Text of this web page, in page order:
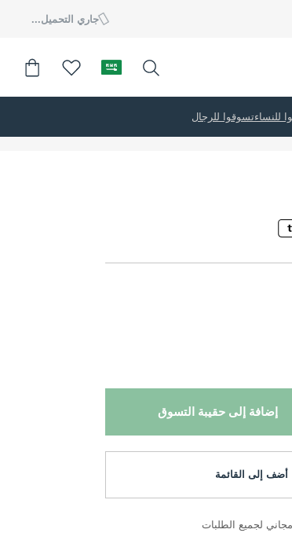
جاري التحميل...
للنساءتسوقوا للرجال
إضافة إلى حقيبة التسوق
أضف إلى القائمة
لجميع الطلبات